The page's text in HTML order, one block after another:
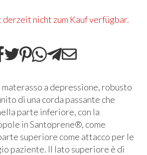
derzeit nicht zum Kauf verfügbar.
materasso a depressione, robusto
di una corda passante che
parte inferiore, con la
in Santoprene®, come
superiore come attacco per le
paziente. Il lato superiore è di